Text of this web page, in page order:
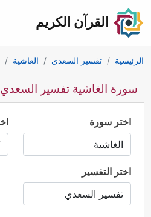
القرآن الكريم
الرئيسية تفسير السعدي الغاشية
سورة الغاشية تفسير السعدي
اختر سورة
اختر التفسير